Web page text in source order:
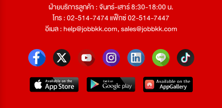
ฝ่ายบริการลูกค้า : จันทร์-เสาร์ 8:30-18:00 น.
โทร : 02-514-7474 แฟ็กซ์ 02-514-7447
อีเมล :help@jobbkk.com,sales@jobbkk.com